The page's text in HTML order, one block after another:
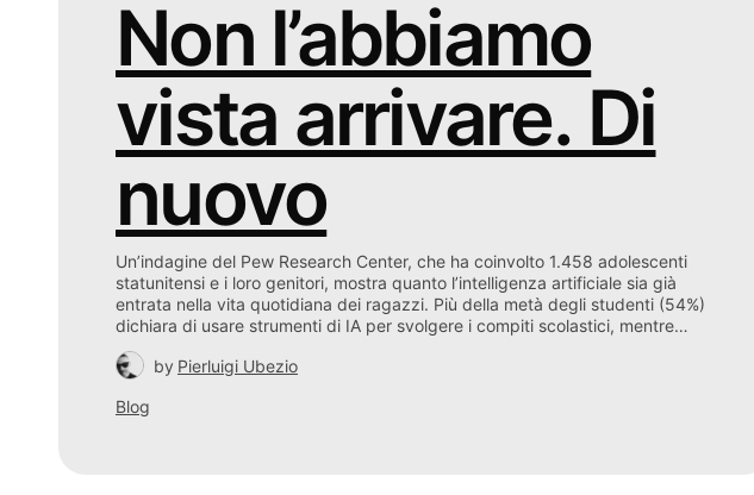
Non l’abbiamo
vista arrivare. Di
nuovo
Un’indagine del Pew Research Center, che ha coinvolto 1.458 adolescenti
statunitensi e i loro genitori, mostra quanto l’intelligenza artificiale sia già
entrata nella vita quotidiana dei ragazzi. Più della metà degli studenti (54%)
dichiara di usare strumenti di IA per svolgere i compiti scolastici, mentre…
by Pierluigi Ubezio
Blog